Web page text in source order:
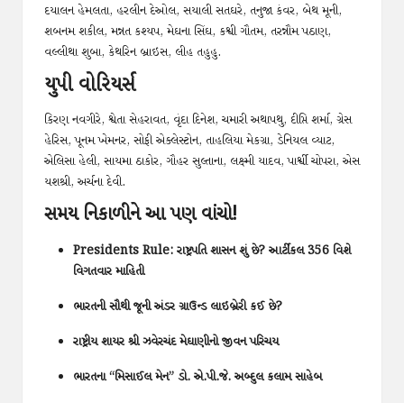
દયાલન હેમલતા, હરલીન દેઓલ, સયાલી સતઘરે, તનુજા કંવર, બેથ મૂની,
શબનમ શકીલ, મન્નત કશ્યપ, મેઘના સિંઘ, કશ્વી ગૌતમ, તરન્નૌમ પઠાણ,
વલ્લીથા શુબા, કેથરિન બ્રાઇસ, લીહ તહુહુ.
યુપી વોરિયર્સ
કિરણ નવગીરે, શ્વેતા સેહરાવત, વૃંદા દિનેશ, ચમારી અથાપથુ, દીપ્તિ શર્મા, ગ્રેસ
હેરિસ, પૂનમ ખેમનર, સોફી એક્લેસ્ટોન, તાહલિયા મેકગ્રા, ડેનિયલ વ્યાટ,
એલિસા હેલી, સાયમા ઠાકોર, ગૌહર સુલ્તાના, લક્ષ્મી યાદવ, પાર્શ્વી ચોપરા, એસ
યશશ્રી, અર્ચના દેવી.
સમય નિકાળીને આ પણ વાંચો!
Presidents Rule: રાષ્ટ્રપતિ શાસન શું છે? આર્ટીકલ 356 વિશે
વિગતવાર માહિતી
ભારતની સૌથી જૂની અંડર ગ્રાઉન્ડ લાઇબ્રેરી કઈ છે?
રાષ્ટ્રીય શાયર શ્રી ઝવેરચંદ મેઘાણીનો જીવન પરિચય
ભારતના “મિસાઈલ મેન” ડો. એ.પી.જે. અબ્દુલ કલામ સાહેબ